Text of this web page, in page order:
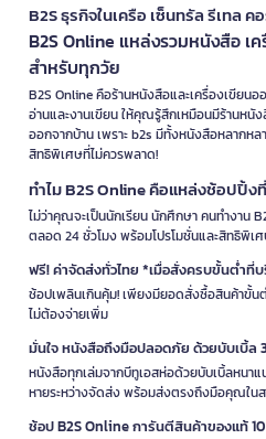
B2S ธุรกิจในเครือ เซ็นทรัล รีเทล
B2S Online แหล่งรวมหนังสือ เ
สำหรับทุกวัย
B2S Online คือร้านหนังสือและเครื่องเขียน
อ่านและงานเขียน ให้คุณรู้สึกเหมือนมีร้านหนั
ออกจากบ้าน เพราะ b2s มีทั้งหนังสือหลาก
สิทธิพิเศษที่ไม่ควรพลาด!
ทำไม B2S Online คือแหล่งช้อปปิ้
ไม่ว่าคุณจะเป็นนักเรียน นักศึกษา คนทำงาน
ตลอด 24 ชั่วโมง พร้อมโปรโมชั่นและสิทธิพิเ
ฟรี! ค่าจัดส่งทั่วไทย *เมื่อสั่งครบขั้นต่ำที่
ช้อปเพลินเกินคุ้ม! เพียงมียอดสั่งซื้อสินค้าขั้
ไม่ต้องจ่ายเพิ่ม
มั่นใจ หนังสือถึงมือปลอดภัย ด้วยบับเบิ้ล
หนังสือทุกเล่มจากบีทูเอสห่อด้วยบับเบิ้ลหนา
หายระหว่างจัดส่ง พร้อมส่งตรงถึงมือคุณใ
ช้อป B2S Online การันตีสินค้าของแท้